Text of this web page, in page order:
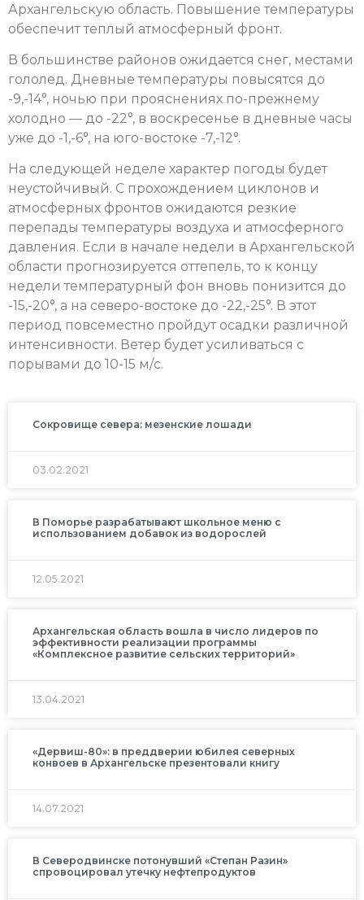
Архангельскую область. Повышение температуры
обеспечит теплый атмосферный фронт.
В большинстве районов ожидается снег, местами
гололед. Дневные температуры повысятся до
-9,-14°, ночью при прояснениях по-прежнему
холодно — до -22°, в воскресенье в дневные часы
уже до -1,-6°, на юго-востоке -7,-12°.
На следующей неделе характер погоды будет
неустойчивый. С прохождением циклонов и
атмосферных фронтов ожидаются резкие
перепады температуры воздуха и атмосферного
давления. Если в начале недели в Архангельской
области прогнозируется оттепель, то к концу
недели температурный фон вновь понизится до
-15,-20°, а на северо-востоке до -22,-25°. В этот
период повсеместно пройдут осадки различной
интенсивности. Ветер будет усиливаться с
порывами до 10-15 м/с.
Сокровище севера: мезенские лошади
03.02.2021
В Поморье разрабатывают школьное меню с
использованием добавок из водорослей
12.05.2021
Архангельская область вошла в число лидеров по
эффективности реализации программы
«Комплексное развитие сельских территорий»
13.04.2021
«Дервиш-80»: в преддверии юбилея северных
конвоев в Архангельске презентовали книгу
14.07.2021
В Северодвинске потонувший «Степан Разин»
спровоцировал утечку нефтепродуктов